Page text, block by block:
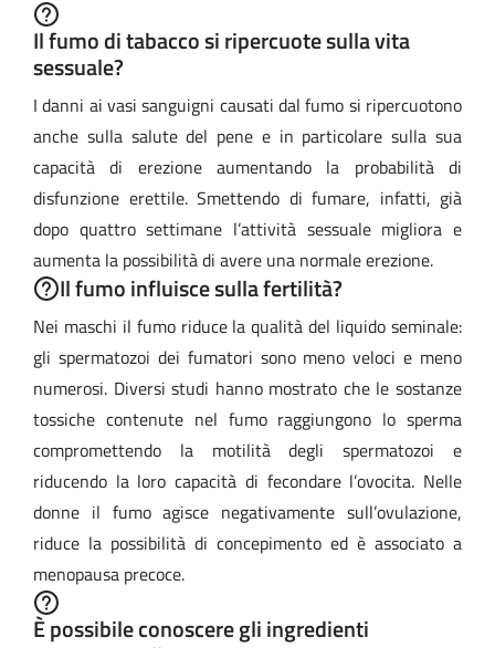
Il fumo di tabacco si ripercuote sulla vita
sessuale?
I danni ai vasi sanguigni causati dal fumo si ripercuotono
anche sulla salute del pene e in particolare sulla sua
capacità di erezione aumentando la probabilità di
disfunzione erettile. Smettendo di fumare, infatti, già
dopo quattro settimane l’attività sessuale migliora e
aumenta la possibilità di avere una normale erezione.
Il fumo influisce sulla fertilità?
Nei maschi il fumo riduce la qualità del liquido seminale:
gli spermatozoi dei fumatori sono meno veloci e meno
numerosi. Diversi studi hanno mostrato che le sostanze
tossiche contenute nel fumo raggiungono lo sperma
compromettendo la motilità degli spermatozoi e
riducendo la loro capacità di fecondare l’ovocita. Nelle
donne il fumo agisce negativamente sull’ovulazione,
riduce la possibilità di concepimento ed è associato a
menopausa precoce.
È possibile conoscere gli ingredienti